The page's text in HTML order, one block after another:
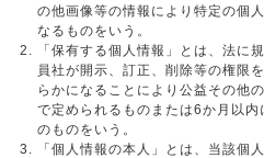
の他画像等の情報により特定の個
なるものをいう。
「保有する個人情報」とは、法に
員社が開示、訂正、削除等の権限
らかになることにより公益その他
で定められるものまたは6か月以
のものをいう。
「個人情報の本人」とは、当該個